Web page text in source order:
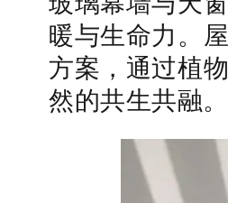
暖与生命力。
方案，通过植
然的共生共融。